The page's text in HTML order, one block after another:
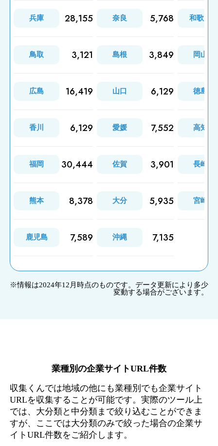
兵庫 28,155 奈良 5,768 和歌山
鳥取 3,121 島根 3,849 岡山
広島 16,419 山口 6,129 徳島
香川 6,129 愛媛 7,552 高知
福岡 30,444 佐賀 3,901 長崎
熊本 8,378 大分 5,935 宮崎
鹿児島 7,589 沖縄 7,135
※情報は2024年12月時点のものです。データ更新により多少
変動する場合がございます。
業種別の企業サイトURL件数
収集くんでは地域の他にも業種別でも企業サイト
URLを収集することが可能です。実際のツール上
では、大分類と中分類まで絞り込むことができま
すが、ここでは大分類のみで絞った場合の企業サ
イトURL件数をご紹介します。